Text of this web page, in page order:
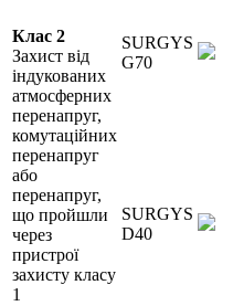
Клас 2
Захист від
індукованих
атмосферних
перенапруг,
комутаційних
перенапруг
або
перенапруг,
що пройшли
через
пристрої
захисту класу
1
SURGYS
G70
SURGYS
D40